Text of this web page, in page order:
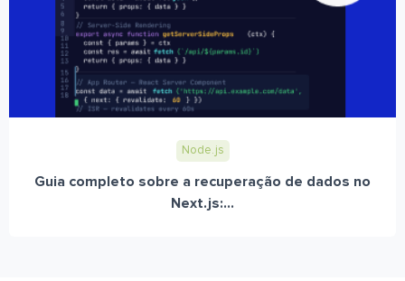
Node.js
Guia completo sobre a recuperação de dados no
Next.js:...